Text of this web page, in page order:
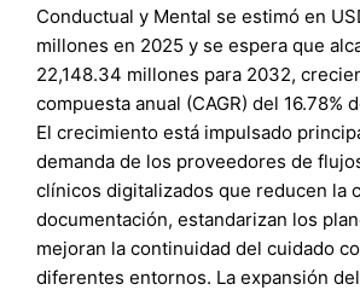
Conductual y Mental se estimó en
millones en 2025 y se espera que
22,148.34 millones para 2032,
compuesta anual (CAGR) del 16.78%
El crecimiento está impulsado
demanda de los proveedores de
clínicos digitalizados que reducen la
documentación, estandarizan los
mejoran la continuidad del cuidado
diferentes entornos. La expansión